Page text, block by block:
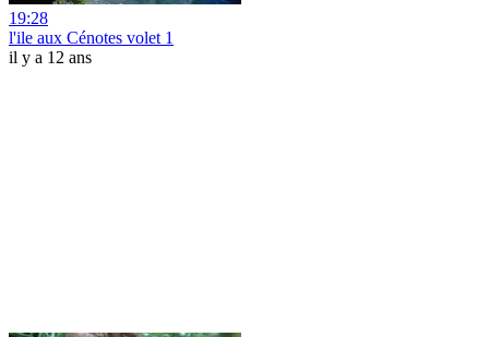
19:28
l'ile aux Cénotes volet 1
il y a 12 ans